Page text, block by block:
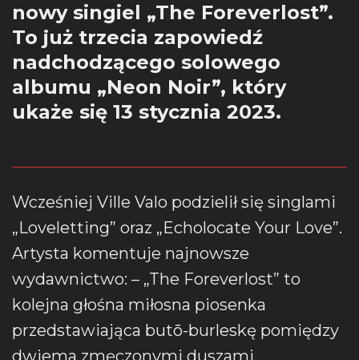
nowy singiel „The Foreverlost”.
To już trzecia zapowiedź
nadchodzącego solowego
albumu „Neon Noir”, który
ukaże się 13 stycznia 2023.
Wcześniej Ville Valo podzielił się singlami
„Loveletting” oraz „Echolocate Your Love”.
Artysta komentuje najnowsze
wydawnictwo: – „The Foreverlost” to
kolejna głośna miłosna piosenka
przedstawiająca butō-burleskę pomiędzy
dwiema zmęczonymi duszami.